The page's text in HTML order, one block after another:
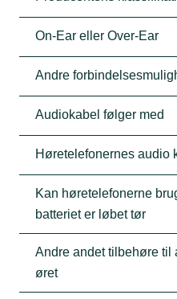
On-Ear eller Over-Ear
Andre
Audiokabel følger med
Høretelefonernes audio
Kan høretelefonerne
batteriet er løbet tør
Andre andet tilbehøre til
øret